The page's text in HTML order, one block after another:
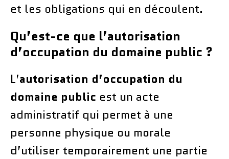
et les obligations qui en découlent.
Qu’est-ce que l’autorisation
d’occupation du domaine public ?
L’autorisation d’occupation du
domaine public est un acte
administratif qui permet à une
personne physique ou morale
d’utiliser temporairement une partie